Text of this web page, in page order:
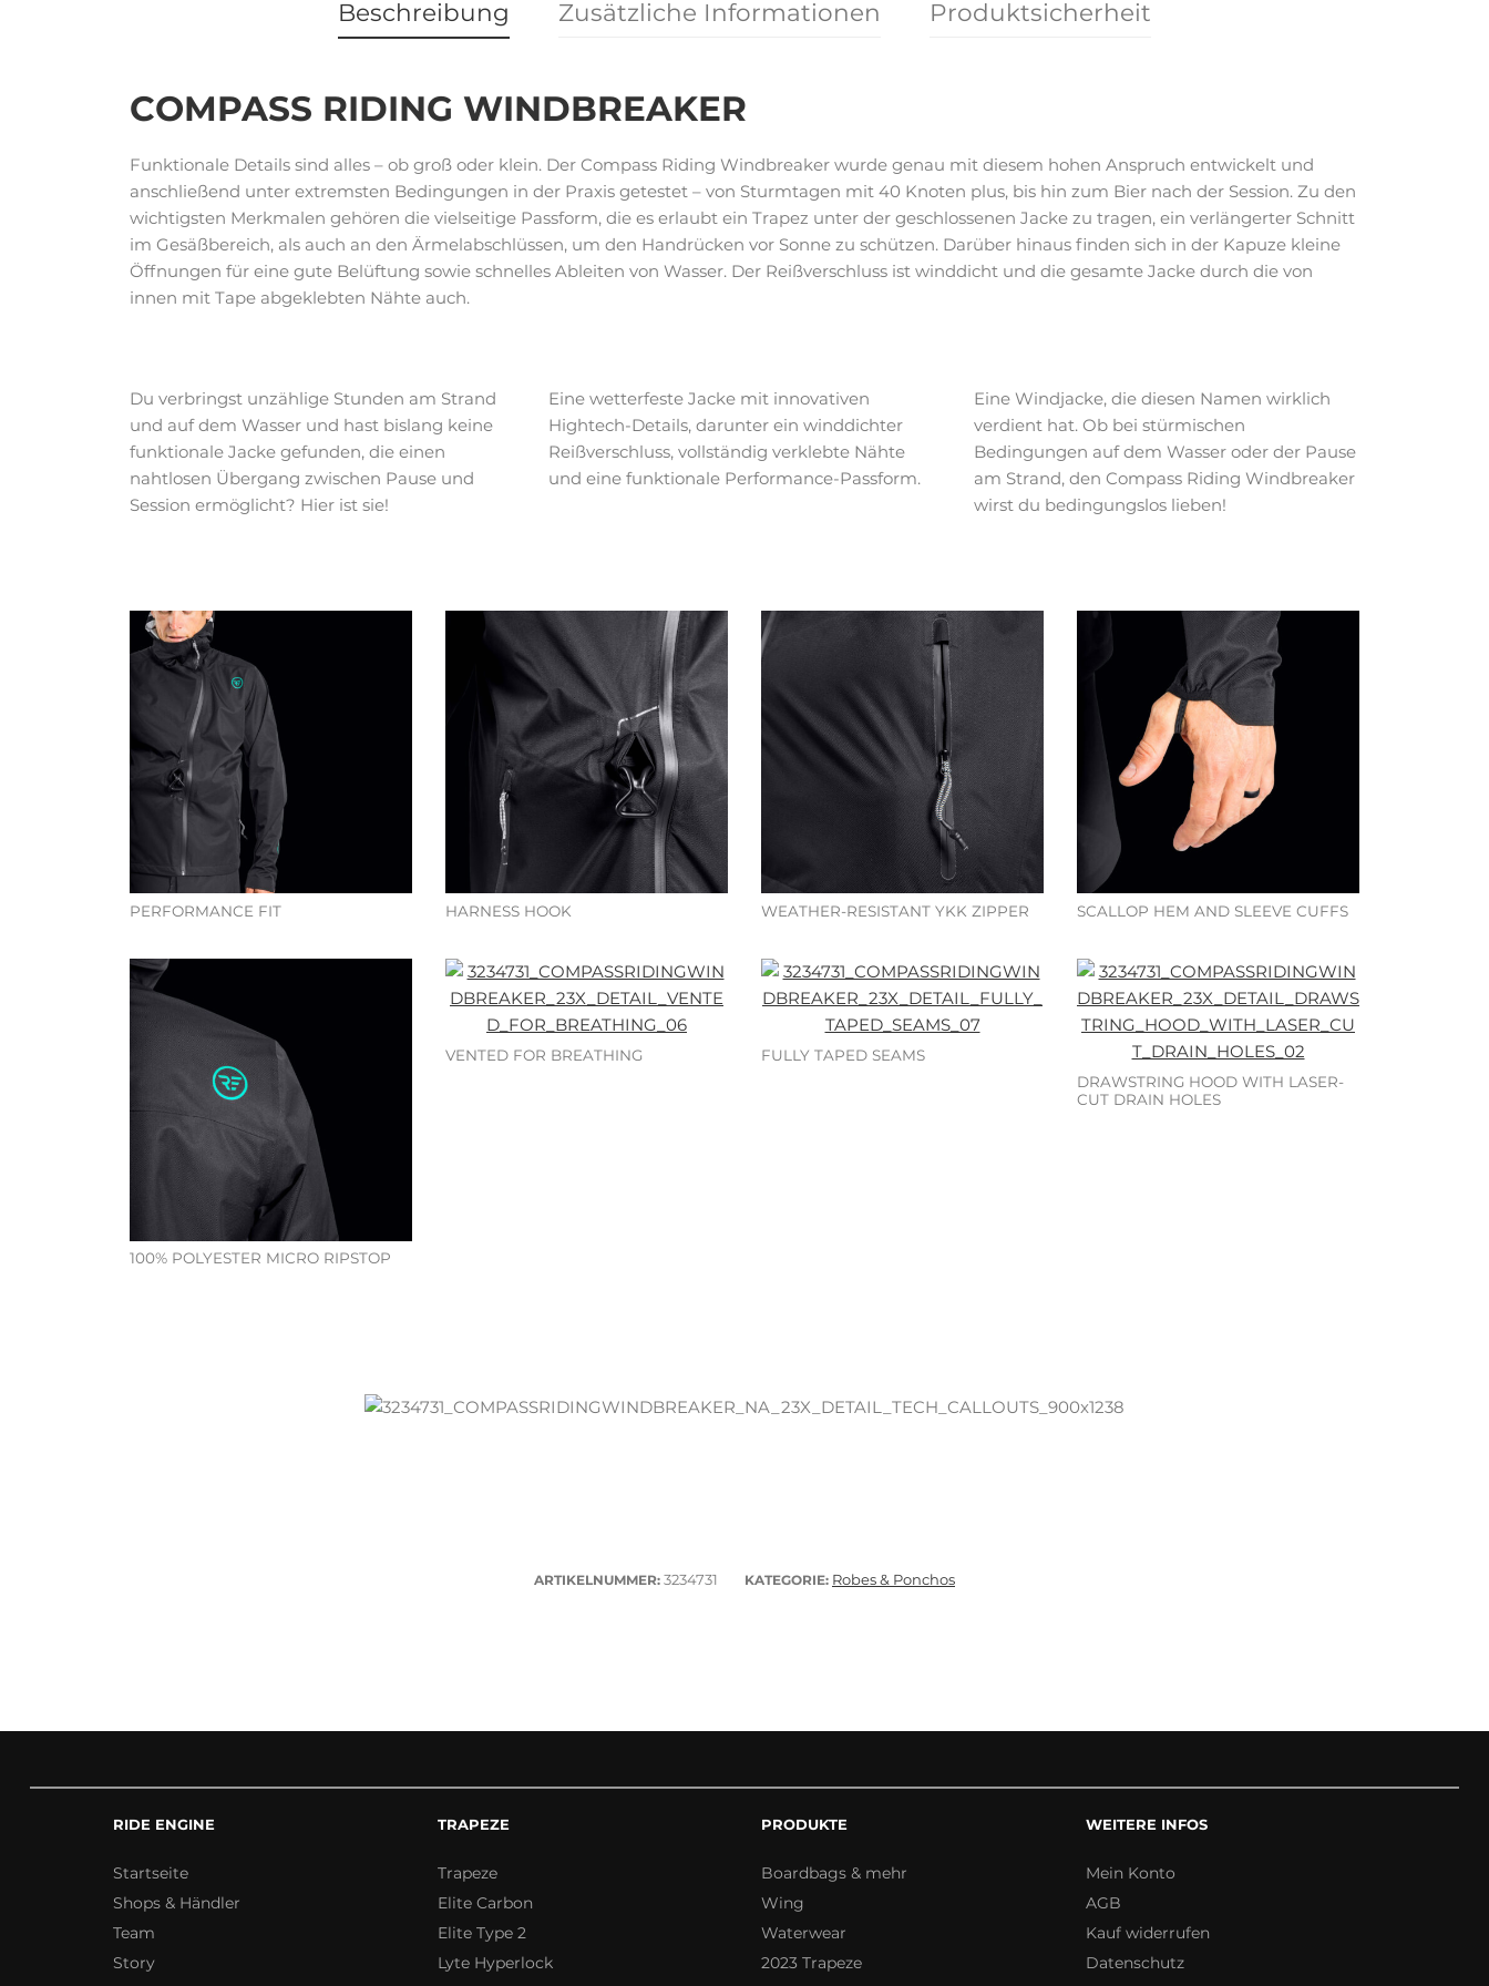
Beschreibung Zusätzliche Informationen Produktsicherheit
COMPASS RIDING WINDBREAKER
Funktionale Details sind alles – ob groß oder klein. Der Compass Riding Windbreaker wurde genau mit diesem hohen Anspruch entwickelt und
anschließend unter extremsten Bedingungen in der Praxis getestet – von Sturmtagen mit 40 Knoten plus, bis hin zum Bier nach der Session. Zu den
wichtigsten Merkmalen gehören die vielseitige Passform, die es erlaubt ein Trapez unter der geschlossenen Jacke zu tragen, ein verlängerter Schnitt
im Gesäßbereich, als auch an den Ärmelabschlüssen, um den Handrücken vor Sonne zu schützen. Darüber hinaus finden sich in der Kapuze kleine
Öffnungen für eine gute Belüftung sowie schnelles Ableiten von Wasser. Der Reißverschluss ist winddicht und die gesamte Jacke durch die von
innen mit Tape abgeklebten Nähte auch.
Du verbringst unzählige Stunden am Strand
und auf dem Wasser und hast bislang keine
funktionale Jacke gefunden, die einen
nahtlosen Übergang zwischen Pause und
Session ermöglicht? Hier ist sie!
Eine wetterfeste Jacke mit innovativen
Hightech-Details, darunter ein winddichter
Reißverschluss, vollständig verklebte Nähte
und eine funktionale Performance-Passform.
Eine Windjacke, die diesen Namen wirklich
verdient hat. Ob bei stürmischen
Bedingungen auf dem Wasser oder der Pause
am Strand, den Compass Riding Windbreaker
wirst du bedingungslos lieben!
PERFORMANCE FIT HARNESS HOOK WEATHER-RESISTANT YKK ZIPPER SCALLOP HEM AND SLEEVE CUFFS
100% POLYESTER MICRO RIPSTOP
VENTED FOR BREATHING
FULLY TAPED SEAMS
DRAWSTRING HOOD WITH LASER-
CUT DRAIN HOLES
ARTIKELNUMMER: 3234731 KATEGORIE: Robes & Ponchos
RIDE ENGINE
Startseite
Shops & Händler
Team
Story
TRAPEZE
Trapeze
Elite Carbon
Elite Type 2
Lyte Hyperlock
PRODUKTE
Boardbags & mehr
Wing
Waterwear
2023 Trapeze
WEITERE INFOS
Mein Konto
AGB
Kauf widerrufen
Datenschutz